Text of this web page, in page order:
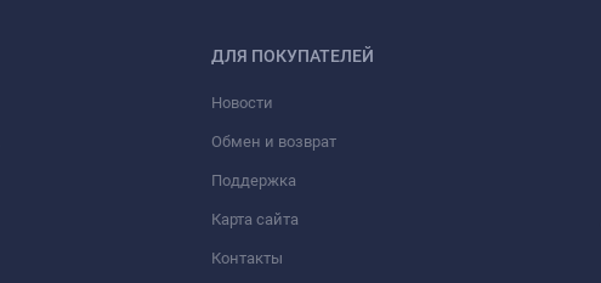
ДЛЯ ПОКУПАТЕЛЕЙ
Новости
Обмен и возврат
Поддержка
Карта сайта
Контакты